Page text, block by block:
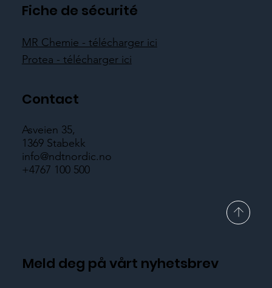
Fiche de sécurité
MR Chemie - télécharger ici
Protea - télécharger ici
Contact
Asveien 35,
1369 Stabekk
info@ndtnordic.no
+4767 100 500
Meld deg på vårt nyhetsbrev